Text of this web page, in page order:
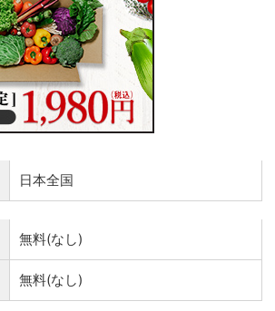
日本全国
無料(なし)
無料(なし)